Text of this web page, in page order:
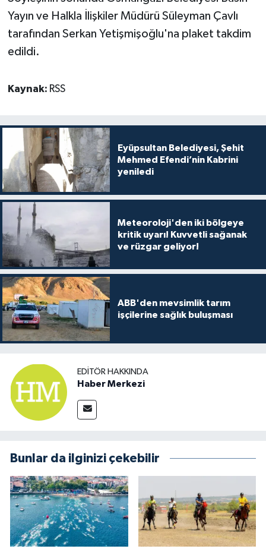
Yayın ve Halkla İlişkiler Müdürü Süleyman Çavlı
tarafından Serkan Yetişmişoğlu'na plaket takdim
edildi.
Kaynak: RSS
Eyüpsultan Belediyesi, Şehit
Mehmed Efendi’nin Kabrini
yeniledi
Meteoroloji'den iki bölgeye
kritik uyarı! Kuvvetli sağanak
ve rüzgar geliyor!
ABB'den mevsimlik tarım
işçilerine sağlık buluşması
EDITÖR HAKKINDA
Haber Merkezi
Bunlar da ilginizi çekebilir